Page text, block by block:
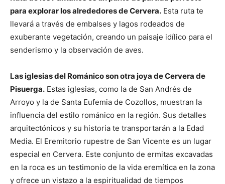
para explorar los alrededores de Cervera. Esta ruta te
llevará a través de embalses y lagos rodeados de
exuberante vegetación, creando un paisaje idílico para el
senderismo y la observación de aves.
Las iglesias del Románico son otra joya de Cervera de
Pisuerga. Estas iglesias, como la de San Andrés de
Arroyo y la de Santa Eufemia de Cozollos, muestran la
influencia del estilo románico en la región. Sus detalles
arquitectónicos y su historia te transportarán a la Edad
Media. El Eremitorio rupestre de San Vicente es un lugar
especial en Cervera. Este conjunto de ermitas excavadas
en la roca es un testimonio de la vida eremítica en la zona
y ofrece un vistazo a la espiritualidad de tiempos